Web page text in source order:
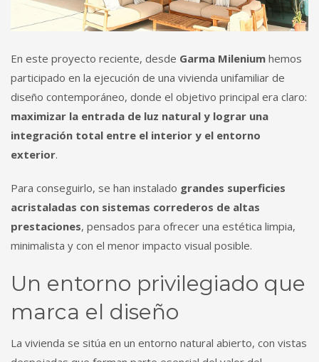
En este proyecto reciente, desde Garma Milenium hemos
participado en la ejecución de una vivienda unifamiliar de
diseño contemporáneo, donde el objetivo principal era claro:
maximizar la entrada de luz natural y lograr una
integración total entre el interior y el entorno
exterior.
Para conseguirlo, se han instalado grandes superficies
acristaladas con sistemas correderos de altas
prestaciones, pensados para ofrecer una estética limpia,
minimalista y con el menor impacto visual posible.
Un entorno privilegiado que
marca el diseño
La vivienda se sitúa en un entorno natural abierto, con vistas